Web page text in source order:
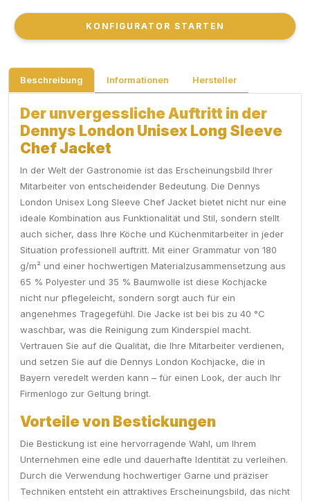
KONFIGURATOR STARTEN
KONFIGURATOR STARTEN
Beschreibung Informationen Hersteller
Der unvergessliche Auftritt in der
Dennys London Unisex Long Sleeve
Chef Jacket
In der Welt der Gastronomie ist das Erscheinungsbild Ihrer
Mitarbeiter von entscheidender Bedeutung. Die Dennys
London Unisex Long Sleeve Chef Jacket bietet nicht nur eine
ideale Kombination aus Funktionalität und Stil, sondern stellt
auch sicher, dass Ihre Köche und Küchenmitarbeiter in jeder
Situation professionell auftritt. Mit einer Grammatur von 180
g/m² und einer hochwertigen Materialzusammensetzung aus
65 % Polyester und 35 % Baumwolle ist diese Kochjacke
nicht nur pflegeleicht, sondern sorgt auch für ein
angenehmes Tragegefühl. Die Jacke ist bei bis zu 40 °C
waschbar, was die Reinigung zum Kinderspiel macht.
Vertrauen Sie auf die Qualität, die Ihre Mitarbeiter verdienen,
und setzen Sie auf die Dennys London Kochjacke, die in
Bayern veredelt werden kann – für einen Look, der auch Ihr
Firmenlogo zur Geltung bringt.
Vorteile von Bestickungen
Die Bestickung ist eine hervorragende Wahl, um Ihrem
Unternehmen eine edle und dauerhafte Identität zu verleihen.
Durch die Verwendung hochwertiger Garne und präziser
Techniken entsteht ein attraktives Erscheinungsbild, das nicht